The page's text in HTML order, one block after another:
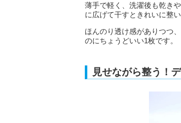
薄手で軽く、洗濯後も乾き
に広げて干すときれいに整い
ほんのり透け感がありつつ
のにちょうどいい1枚です。
見せながら整う！